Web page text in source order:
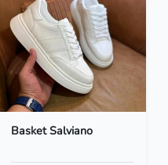
Basket Salviano